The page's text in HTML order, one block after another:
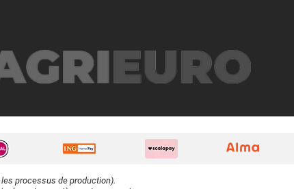
processus de production).